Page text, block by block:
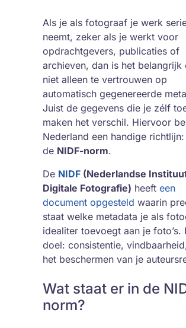
Als je als fotograaf je werk
neemt, zeker als je werkt voor
opdrachtgevers, publicaties of
archieven, dan is het belangrijk
niet alleen te vertrouwen op
automatisch gegenereerde
Juist de gegevens die je zélf
maken het verschil. Hiervoor
Nederland een handige richtlijn:
de NIDF-norm.
De NIDF (Nederlandse
Digitale Fotografie) heeft een
document opgesteld waarin
staat welke metadata je als
idealiter toevoegt aan je foto’s.
doel: consistentie,
het beschermen van je
Wat staat er in de
norm?